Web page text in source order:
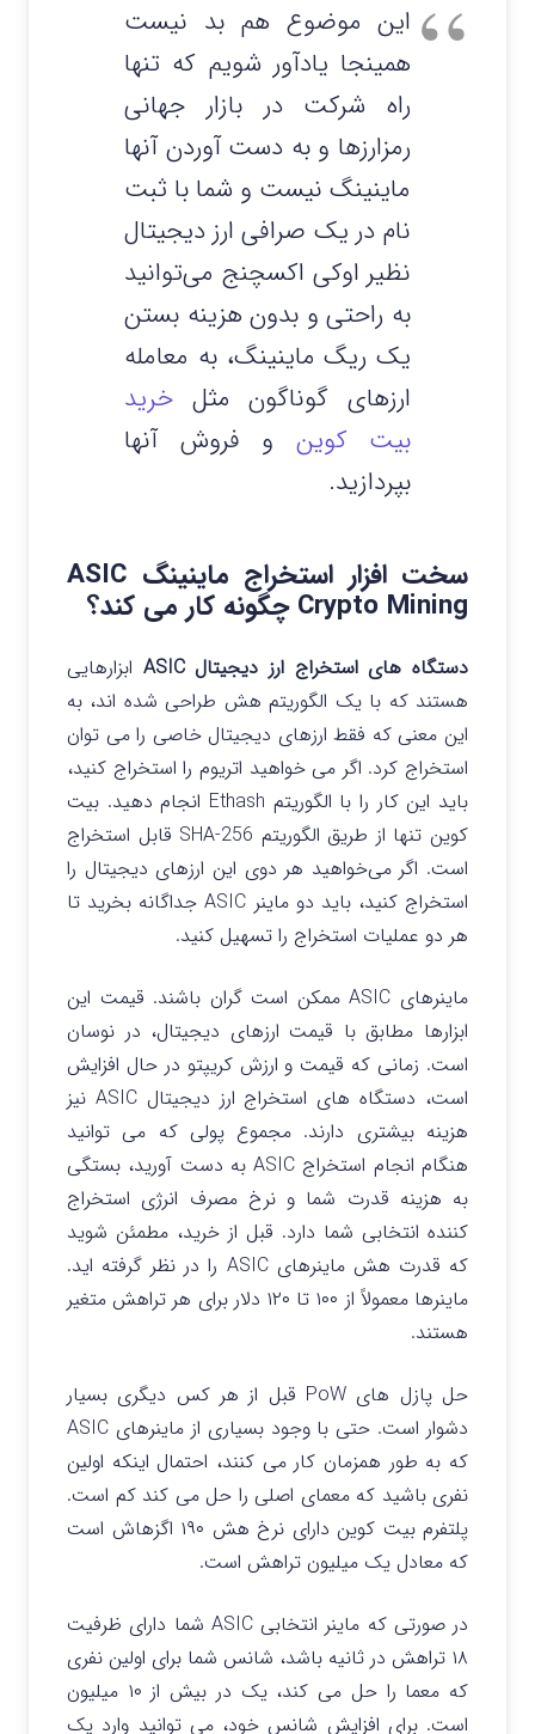
این موضوع هم بد نیست
همینجا یادآور شویم که تنها
راه شرکت در بازار جهانی
رمزارزها و به دست آوردن آنها
ماینینگ نیست و شما با ثبت
نام در یک صرافی ارز دیجیتال
نظیر اوکی اکسچنج می‌توانید
به راحتی و بدون هزینه بستن
یک ریگ ماینینگ، به معامله
ارزهای گوناگون مثل خرید
بیت کوین و فروش آنها
بپردازید.
سخت افزار استخراج ماینینگ ASIC
Crypto Mining چگونه کار می کند؟
دستگاه های استخراج ارز دیجیتال ASIC
ابزارهایی
هستند که با یک الگوریتم هش طراحی شده اند، به
این معنی که فقط ارزهای دیجیتال خاصی را می توان
استخراج کرد. اگر می خواهید اتریوم را استخراج کنید،
باید این کار را با الگوریتم Ethash انجام دهید. بیت
کوین تنها از طریق الگوریتم SHA-256 قابل استخراج
است. اگر می‌خواهید هر دوی این ارزهای دیجیتال را
استخراج کنید، باید دو ماینر ASIC جداگانه بخرید تا
هر دو عملیات استخراج را تسهیل کنید.
ماینرهای ASIC ممکن است گران باشند. قیمت این
ابزارها مطابق با قیمت ارزهای دیجیتال، در نوسان
است. زمانی که قیمت و ارزش کریپتو در حال افزایش
است، دستگاه های استخراج ارز دیجیتال ASIC نیز
هزینه بیشتری دارند. مجموع پولی که می توانید
هنگام انجام استخراج ASIC به دست آورید، بستگی
به هزینه قدرت شما و نرخ مصرف انرژی استخراج
کننده انتخابی شما دارد. قبل از خرید، مطمئن شوید
که قدرت هش ماینرهای ASIC را در نظر گرفته اید.
ماینرها معمولاً از ۱۰۰ تا ۱۲۰ دلار برای هر تراهش متغیر
هستند.
حل پازل های PoW قبل از هر کس دیگری بسیار
دشوار است. حتی با وجود بسیاری از ماینرهای ASIC
که به طور همزمان کار می کنند، احتمال اینکه اولین
نفری باشید که معمای اصلی را حل می کند کم است.
پلتفرم بیت کوین دارای نرخ هش ۱۹۰ اگزهاش است
که معادل یک میلیون تراهش است.
در صورتی که ماینر انتخابی ASIC شما دارای ظرفیت
۱۸ تراهش در ثانیه باشد، شانس شما برای اولین نفری
که معما را حل می کند، یک در بیش از ۱۰ میلیون
است. برای افزایش شانس خود، می توانید وارد یک